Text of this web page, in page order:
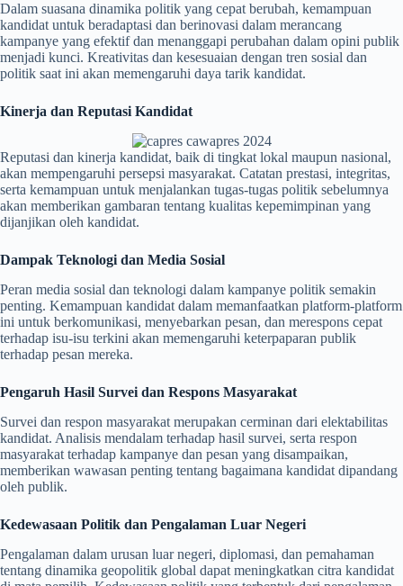
Dalam suasana dinamika politik yang cepat berubah, kemampuan
kandidat untuk beradaptasi dan berinovasi dalam merancang
kampanye yang efektif dan menanggapi perubahan dalam opini publik
menjadi kunci. Kreativitas dan kesesuaian dengan tren sosial dan
politik saat ini akan memengaruhi daya tarik kandidat.
Kinerja dan Reputasi Kandidat
Reputasi dan kinerja kandidat, baik di tingkat lokal maupun nasional,
akan mempengaruhi persepsi masyarakat. Catatan prestasi, integritas,
serta kemampuan untuk menjalankan tugas-tugas politik sebelumnya
akan memberikan gambaran tentang kualitas kepemimpinan yang
dijanjikan oleh kandidat.
Dampak Teknologi dan Media Sosial
Peran media sosial dan teknologi dalam kampanye politik semakin
penting. Kemampuan kandidat dalam memanfaatkan platform-platform
ini untuk berkomunikasi, menyebarkan pesan, dan merespons cepat
terhadap isu-isu terkini akan memengaruhi keterpaparan publik
terhadap pesan mereka.
Pengaruh Hasil Survei dan Respons Masyarakat
Survei dan respon masyarakat merupakan cerminan dari elektabilitas
kandidat. Analisis mendalam terhadap hasil survei, serta respon
masyarakat terhadap kampanye dan pesan yang disampaikan,
memberikan wawasan penting tentang bagaimana kandidat dipandang
oleh publik.
Kedewasaan Politik dan Pengalaman Luar Negeri
Pengalaman dalam urusan luar negeri, diplomasi, dan pemahaman
tentang dinamika geopolitik global dapat meningkatkan citra kandidat